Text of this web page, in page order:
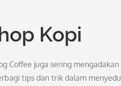
Kopi
Coffee juga sering
tips dan trik dalam